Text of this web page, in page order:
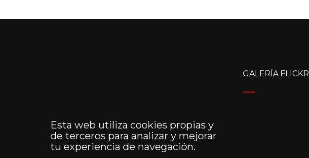
Esta web utiliza cookies propias y
de terceros para analizar y mejorar
tu experiencia de navegación.
GALERÍA FLICKR